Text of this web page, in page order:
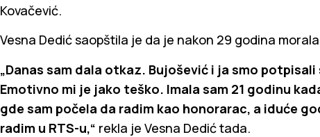
Kovačević.
Vesna Dedić saopštila je da je nakon 29 godina
„Danas sam dala otkaz. Bujošević i ja smo
Emotivno mi je jako teško. Imala sam 21 godinu
gde sam počela da radim kao honorarac, a iduće
radim u RTS-u,“ rekla je Vesna Dedić tada.